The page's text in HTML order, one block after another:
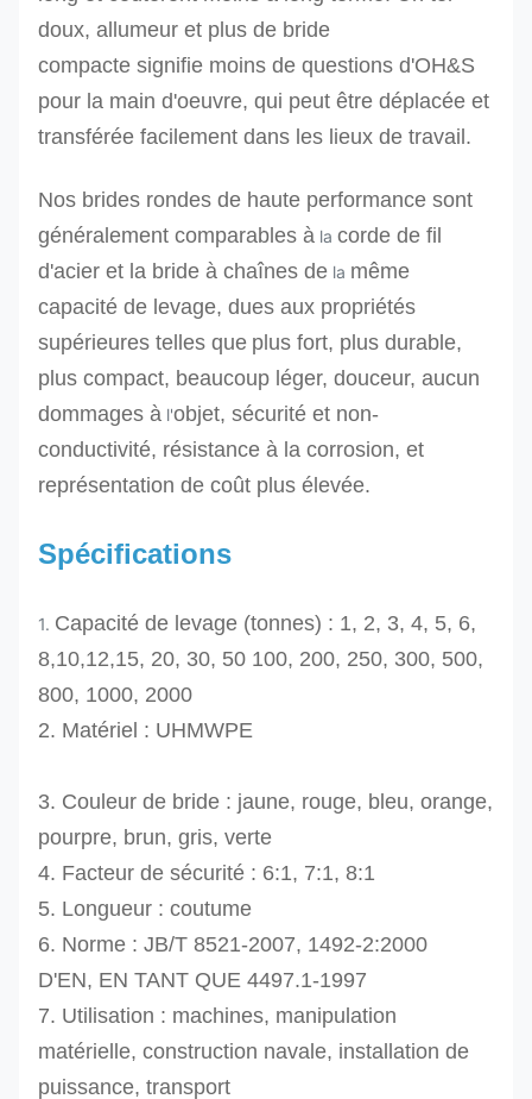
doux, allumeur et plus de bride
compacte signifie moins de questions d'OH&S
pour la main d'oeuvre, qui peut être déplacée et
transférée facilement dans les lieux de travail.
Nos brides rondes de haute performance sont
généralement comparables à la corde de fil
d'acier et la bride à chaînes de la même
capacité de levage, dues aux propriétés
supérieures telles que plus fort, plus durable,
plus compact, beaucoup léger, douceur, aucun
dommages à l'objet, sécurité et non-
conductivité, résistance à la corrosion, et
représentation de coût plus élevée.
Spécifications
1. Capacité de levage (tonnes) : 1, 2, 3, 4, 5, 6,
8,10,12,15, 20, 30, 50 100, 200, 250, 300, 500,
800, 1000, 2000
2. Matériel : UHMWPE
3. Couleur de bride : jaune, rouge, bleu, orange,
pourpre, brun, gris, verte
4. Facteur de sécurité : 6:1, 7:1, 8:1
5. Longueur : coutume
6. Norme : JB/T 8521-2007, 1492-2:2000
D'EN, EN TANT QUE 4497.1-1997
7. Utilisation : machines, manipulation
matérielle, construction navale, installation de
puissance, transport